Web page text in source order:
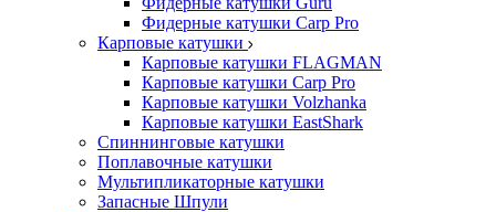
Фидерные катушки Carp Pro
Карповые катушки
Карповые катушки FLAGMAN
Карповые катушки Carp Pro
Карповые катушки Volzhanka
Карповые катушки EastShark
Спиннинговые катушки
Поплавочные катушки
Мультипликаторные катушки
Запасные Шпули